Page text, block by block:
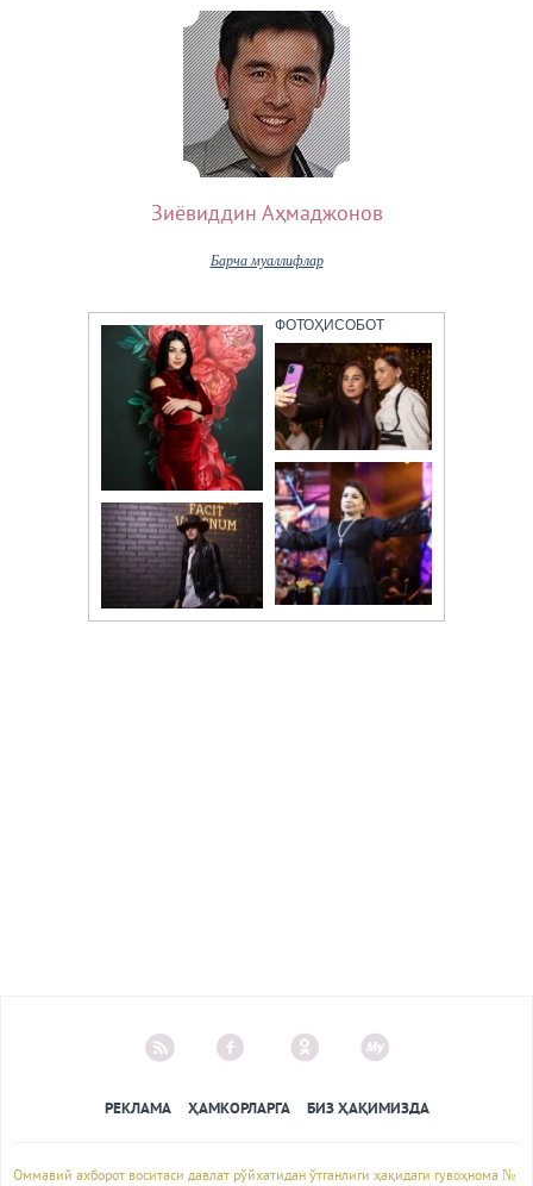
Зиёвиддин Аҳмаджонов
Барча муаллифлар
ФОТОҲИСОБОТ
РЕКЛАМА ҲАМКОРЛАРГА БИЗ ҲАҚИМИЗДА
Оммавий ахборот воситаси давлат рўйхатидан ўтганлиги ҳақидаги гувоҳнома №